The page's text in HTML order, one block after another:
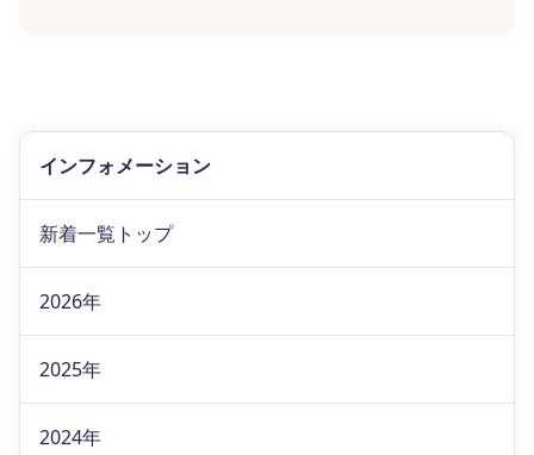
インフォメーション
新着一覧トップ
2026年
2025年
2024年